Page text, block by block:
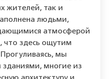
жителей, так и
людьми,
атмосферой
здесь ощутим
мы
многие из